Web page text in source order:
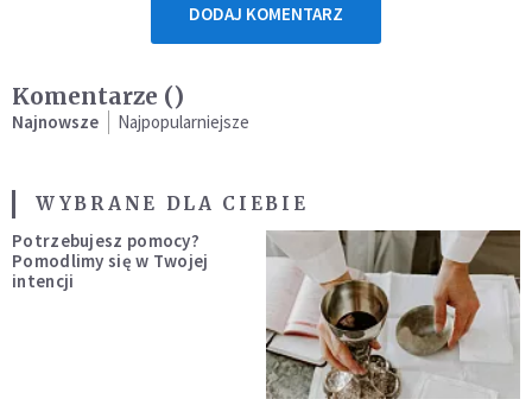
DODAJ KOMENTARZ
Komentarze ()
Najnowsze Najpopularniejsze
WYBRANE DLA CIEBIE
Potrzebujesz pomocy?
Pomodlimy się w Twojej
intencji